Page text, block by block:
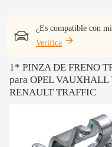
¿Es compatible con
Verifica
1* PINZA DE FRENO
para OPEL
RENAULT TRAFFIC